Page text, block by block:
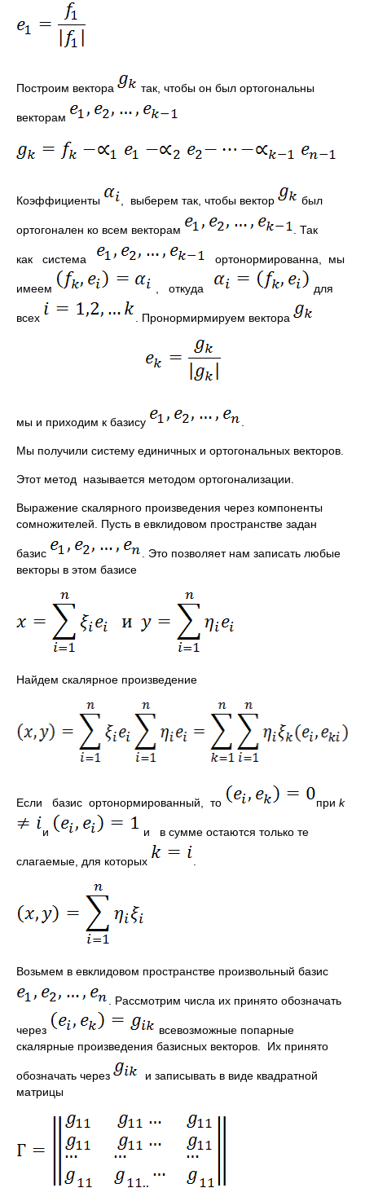
Построим вектора так, чтобы он был ортогональны
векторам
Коэффициенты , выберем так, чтобы век­тор был
ортогонален ко всем векторам . Так
как система ортонормированна, мы
имеем , откуда для
всех . Пронормирмируем вектора
мы и приходим к базису
Мы получили систему единичных и ортогональных векторов.
Этот метод назы­вается методом ортогонализации.
Выражение скалярного произведения через ком­поненты
сомножителей. Пусть в евклидовом простран­стве задан
базис
. Это позволяет нам за­писать любые
векторы в этом базисе
Найдем скалярное произведение
Если базис ортонормированный, то при k
и и в сумме остаются только те
слагаемые, для которых
Возьмем в евклидовом простран­стве произвольный базис
. Рассмотрим числа их принято обозна­чать
через
всевозможные попарные
скалярные произведения базисных векторов. Их принято
обозна­чать через
и записывать в виде квадратной
матрицы